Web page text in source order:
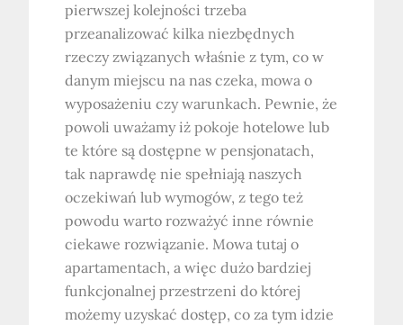
pierwszej kolejności trzeba
przeanalizować kilka niezbędnych
rzeczy związanych właśnie z tym, co w
danym miejscu na nas czeka, mowa o
wyposażeniu czy warunkach. Pewnie, że
powoli uważamy iż pokoje hotelowe lub
te które są dostępne w pensjonatach,
tak naprawdę nie spełniają naszych
oczekiwań lub wymogów, z tego też
powodu warto rozważyć inne równie
ciekawe rozwiązanie. Mowa tutaj o
apartamentach, a więc dużo bardziej
funkcjonalnej przestrzeni do której
możemy uzyskać dostęp, co za tym idzie